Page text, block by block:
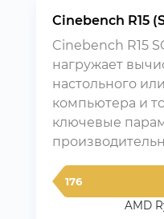
Cinebench R15
Cinebench R15
нагружает
настольного
компьютера и
ключевые
176
AMD